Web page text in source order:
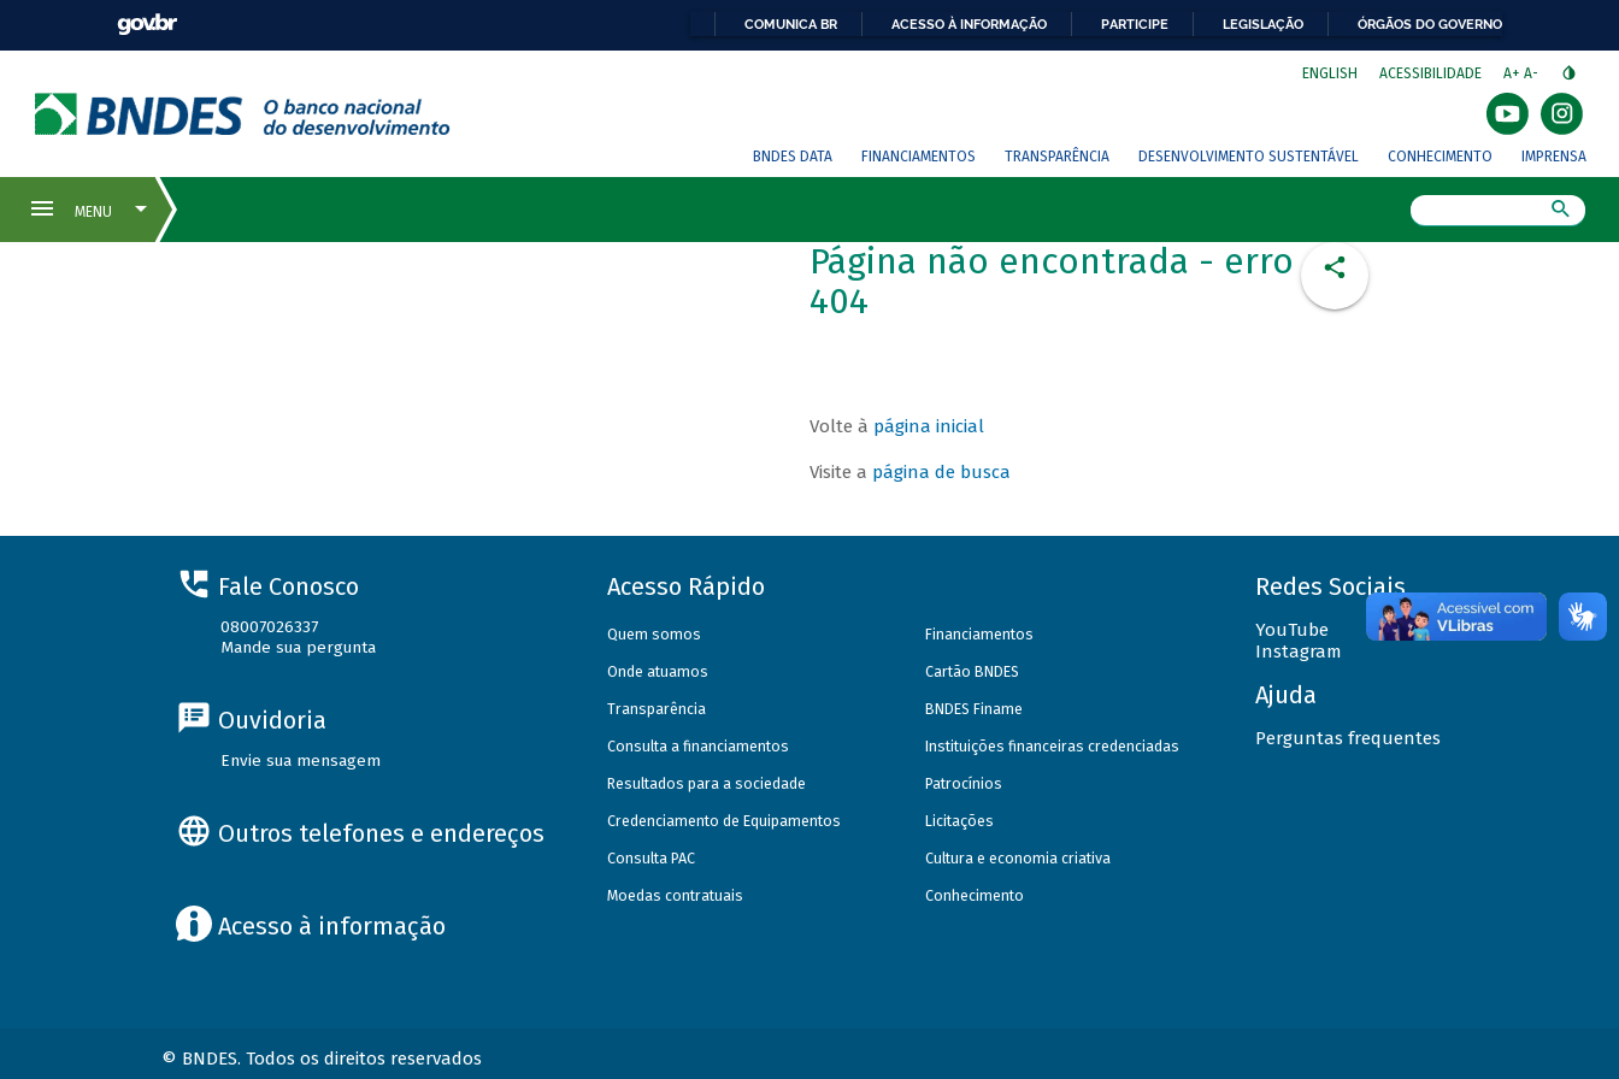
COMUNICA BR ACESSO À INFORMAÇÃO PARTICIPE LEGISLAÇÃO ÓRGÃOS DO GOVERNO
ENGLISH ACESSIBILIDADE A+ A-
BNDES DATA FINANCIAMENTOS TRANSPARÊNCIA DESENVOLVIMENTO SUSTENTÁVEL CONHECIMENTO IMPRENSA
Página não encontrada - erro
404
Volte à página inicial
Visite a página de busca
Fale Conosco
08007026337
Mande sua pergunta
Ouvidoria
Envie sua mensagem
Outros telefones e endereços
Acesso à informação
Acesso Rápido
Quem somos
Onde atuamos
Transparência
Consulta a financiamentos
Resultados para a sociedade
Credenciamento de Equipamentos
Consulta PAC
Moedas contratuais
Financiamentos
Cartão BNDES
BNDES Finame
Instituições financeiras credenciadas
Patrocínios
Licitações
Cultura e economia criativa
Conhecimento
Redes Sociais
YouTube
Instagram
Ajuda
Perguntas frequentes
© BNDES. Todos os direitos reservados